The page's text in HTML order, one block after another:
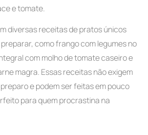
e tomate.
diversas receitas de pratos únicos
como frango com legumes no
com molho de tomate caseiro e
magra. Essas receitas não exigem
e podem ser feitas em pouco
para quem procrastina na